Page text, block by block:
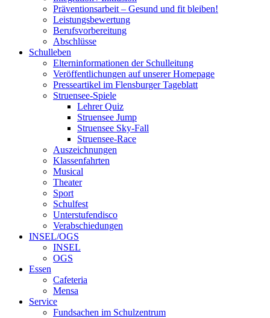
Präventionsarbeit – Gesund und fit bleiben!
Leistungsbewertung
Berufsvorbereitung
Abschlüsse
Schulleben
Elterninformationen der Schulleitung
Veröffentlichungen auf unserer Homepage
Presseartikel im Flensburger Tageblatt
Struensee-Spiele
Lehrer Quiz
Struensee Jump
Struensee Sky-Fall
Struensee-Race
Auszeichnungen
Klassenfahrten
Musical
Theater
Sport
Schulfest
Unterstufendisco
Verabschiedungen
INSEL/OGS
INSEL
OGS
Essen
Cafeteria
Mensa
Service
Fundsachen im Schulzentrum